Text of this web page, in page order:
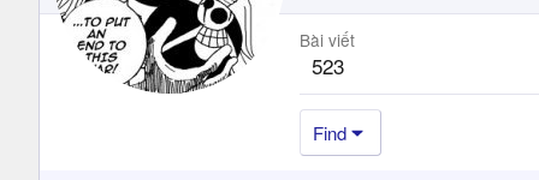
Bài viết
523
Find